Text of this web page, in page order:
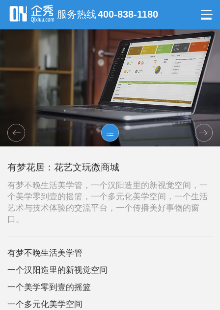
服务热线400-838-1180
有梦花居：花艺文玩微商城
有梦不晚生活美学管，一个汉阳造里的新视觉空间，一
个美学零到壹的摇篮，一个多元化美学空间，一个生活
艺术与技术体验的交流平台，一个传播美好事物的窗
口。
有梦不晚生活美学管
一个汉阳造里的新视觉空间
一个美学零到壹的摇篮
一个多元化美学空间